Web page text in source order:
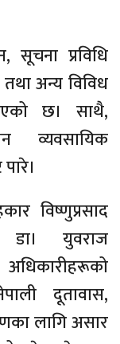
सूचना प्रविधि
अन्य विविध
छ। साथै,
व्यवसायिक
विष्णुप्रसाद
डा। युवराज
दूतावास,
लागि असार